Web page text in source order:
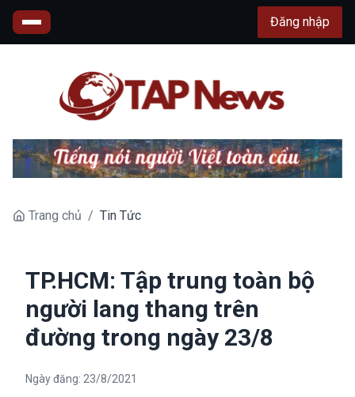
Đăng nhập
Trang chủ / Tin Tức
TP.HCM: Tập trung toàn bộ
người lang thang trên
đường trong ngày 23/8
Ngày đăng: 23/8/2021